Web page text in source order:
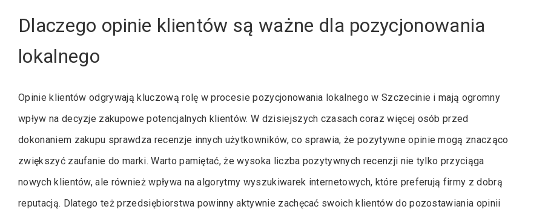
Dlaczego opinie klientów są ważne dla pozycjonowania
lokalnego
Opinie klientów odgrywają kluczową rolę w procesie pozycjonowania lokalnego w Szczecinie i mają ogromny
wpływ na decyzje zakupowe potencjalnych klientów. W dzisiejszych czasach coraz więcej osób przed
dokonaniem zakupu sprawdza recenzje innych użytkowników, co sprawia, że pozytywne opinie mogą znacząco
zwiększyć zaufanie do marki. Warto pamiętać, że wysoka liczba pozytywnych recenzji nie tylko przyciąga
nowych klientów, ale również wpływa na algorytmy wyszukiwarek internetowych, które preferują firmy z dobrą
reputacją. Dlatego też przedsiębiorstwa powinny aktywnie zachęcać swoich klientów do pozostawiania opinii